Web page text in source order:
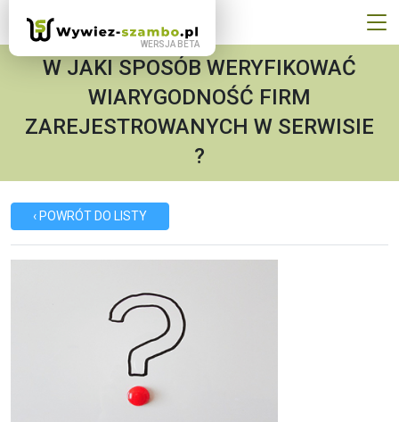
W JAKI SPOSÓB WERYFIKOWAĆ
WIARYGODNOŚĆ FIRM
ZAREJESTROWANYCH W SERWISIE
?
‹ POWRÓT DO LISTY